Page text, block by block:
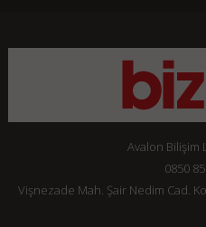
Avalon Bilişim
0850
Vişnezade Mah. Şair Nedim Cad.